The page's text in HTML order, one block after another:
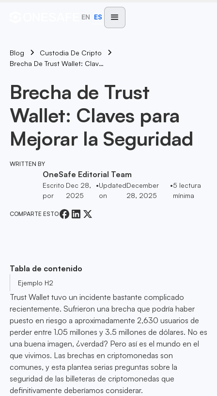
EN ES
Blog
Custodia De Cripto
Brecha De Trust Wallet: Claves Para Mejorar La Seguridad
Brecha de Trust
Wallet: Claves para
Mejorar la Seguridad
WRITTEN BY
OneSafe Editorial Team
Escrito
por
Dec 28,
2025
•Updated
on
December
28, 2025
•5 lectura
mínima
COMPARTE ESTO
Tabla de contenido
Ejemplo H2
Trust Wallet tuvo un incidente bastante complicado
recientemente. Sufrieron una brecha que podría haber
puesto en riesgo a aproximadamente 2,630 usuarios de
perder entre 1.05 millones y 3.5 millones de dólares. No es
una buena imagen, ¿verdad? Pero así es el mundo en el
que vivimos. Las brechas en criptomonedas son
comunes, y esta plantea serias preguntas sobre la
seguridad de las billeteras de criptomonedas que
definitivamente deberíamos considerar.